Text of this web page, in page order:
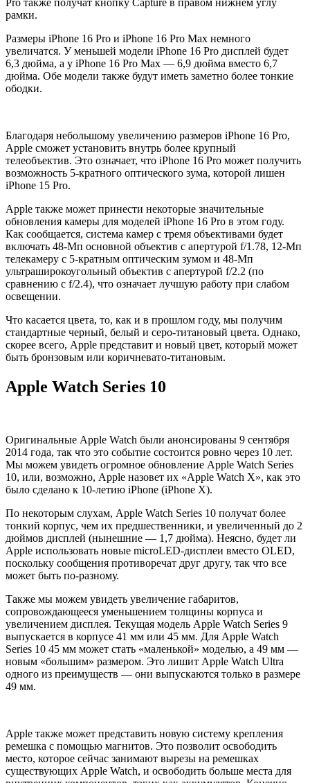
Pro также получат кнопку Capture в правом нижнем углу
рамки.
Размеры iPhone 16 Pro и iPhone 16 Pro Max немного
увеличатся. У меньшей модели iPhone 16 Pro дисплей будет
6,3 дюйма, а у iPhone 16 Pro Max — 6,9 дюйма вместо 6,7
дюйма. Обе модели также будут иметь заметно более тонкие
ободки.
Благодаря небольшому увеличению размеров iPhone 16 Pro,
Apple сможет установить внутрь более крупный
телеобъектив. Это означает, что iPhone 16 Pro может получить
возможность 5-кратного оптического зума, которой лишен
iPhone 15 Pro.
Apple также может принести некоторые значительные
обновления камеры для моделей iPhone 16 Pro в этом году.
Как сообщается, система камер с тремя объективами будет
включать 48-Мп основной объектив с апертурой f/1.78, 12-Мп
телекамеру с 5-кратным оптическим зумом и 48-Мп
ультраширокоугольный объектив с апертурой f/2.2 (по
сравнению с f/2.4), что означает лучшую работу при слабом
освещении.
Что касается цвета, то, как и в прошлом году, мы получим
стандартные черный, белый и серо-титановый цвета. Однако,
скорее всего, Apple представит и новый цвет, который может
быть бронзовым или коричневато-титановым.
Apple Watch Series 10
Оригинальные Apple Watch были анонсированы 9 сентября
2014 года, так что это событие состоится ровно через 10 лет.
Мы можем увидеть огромное обновление Apple Watch Series
10, или, возможно, Apple назовет их «Apple Watch X», как это
было сделано к 10-летию iPhone (iPhone X).
По некоторым слухам, Apple Watch Series 10 получат более
тонкий корпус, чем их предшественники, и увеличенный до 2
дюймов дисплей (нынешние — 1,7 дюйма). Неясно, будет ли
Apple использовать новые microLED-дисплеи вместо OLED,
поскольку сообщения противоречат друг другу, так что все
может быть по-разному.
Также мы можем увидеть увеличение габаритов,
сопровождающееся уменьшением толщины корпуса и
увеличением дисплея. Текущая модель Apple Watch Series 9
выпускается в корпусе 41 мм или 45 мм. Для Apple Watch
Series 10 45 мм может стать «маленькой» моделью, а 49 мм —
новым «большим» размером. Это лишит Apple Watch Ultra
одного из преимуществ — они выпускаются только в размере
49 мм.
Apple также может представить новую систему крепления
ремешка с помощью магнитов. Это позволит освободить
место, которое сейчас занимают вырезы на ремешках
существующих Apple Watch, и освободить больше места для